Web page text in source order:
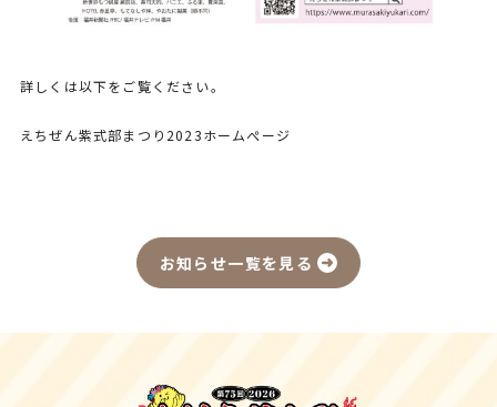
詳しくは以下をご覧ください。
えちぜん紫式部まつり2023ホームぺージ
お知らせ一覧を見る